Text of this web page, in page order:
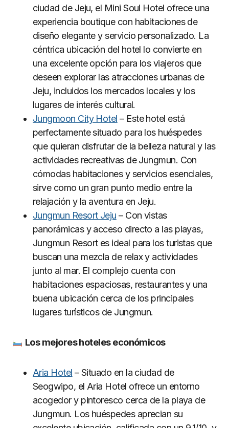
ciudad de Jeju, el Mini Soul Hotel ofrece una
experiencia boutique con habitaciones de
diseño elegante y servicio personalizado. La
céntrica ubicación del hotel lo convierte en
una excelente opción para los viajeros que
deseen explorar las atracciones urbanas de
Jeju, incluidos los mercados locales y los
lugares de interés cultural.
Jungmoon City Hotel – Este hotel está
perfectamente situado para los huéspedes
que quieran disfrutar de la belleza natural y las
actividades recreativas de Jungmun. Con
cómodas habitaciones y servicios esenciales,
sirve como un gran punto medio entre la
relajación y la aventura en Jeju.
Jungmun Resort Jeju – Con vistas
panorámicas y acceso directo a las playas,
Jungmun Resort es ideal para los turistas que
buscan una mezcla de relax y actividades
junto al mar. El complejo cuenta con
habitaciones espaciosas, restaurantes y una
buena ubicación cerca de los principales
lugares turísticos de Jungmun.
Los mejores hoteles económicos
Aria Hotel – Situado en la ciudad de
Seogwipo, el Aria Hotel ofrece un entorno
acogedor y pintoresco cerca de la playa de
Jungmun. Los huéspedes aprecian su